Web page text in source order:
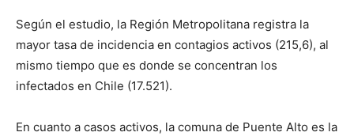
Según el estudio, la Región Metropolitana registra la
mayor tasa de incidencia en contagios activos (215,6), al
mismo tiempo que es donde se concentran los
infectados en Chile (17.521).
En cuanto a casos activos, la comuna de Puente Alto es la